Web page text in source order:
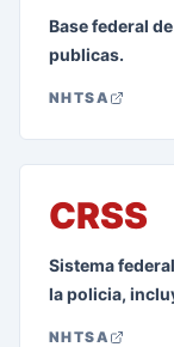
Base federal
publicas.
NHTSA
CRSS
Sistema
la policia,
NHTSA